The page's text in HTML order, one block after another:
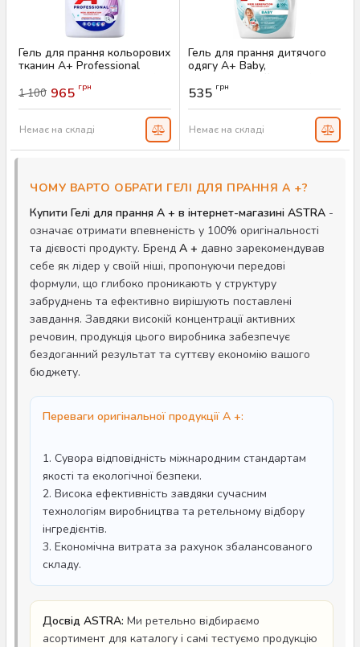
Гель для прання кольорових
тканин A+ Professional
Артикул:AS-00444
1 100 965 грн
Немає на складі
Гель для прання дитячого
одягу A+ Baby,
прань)
Артикул:AS-00001
535 грн
Немає на складі
ЧОМУ ВАРТО ОБРАТИ ГЕЛІ ДЛЯ ПРАННЯ A +?
Купити Гелі для прання A + в інтернет-магазині ASTRA -
означає отримати впевненість у 100% оригінальності
та дієвості продукту. Бренд A + давно зарекомендував
себе як лідер у своїй ніші, пропонуючи передові
формули, що глибоко проникають у структуру
забруднень та ефективно вирішують поставлені
завдання. Завдяки високій концентрації активних
речовин, продукція цього виробника забезпечує
бездоганний результат та суттєву економію вашого
бюджету.
Переваги оригінальної продукції A +:
1. Сувора відповідність міжнародним стандартам
якості та екологічної безпеки.
2. Висока ефективність завдяки сучасним
технологіям виробництва та ретельному відбору
інгредієнтів.
3. Економічна витрата за рахунок збалансованого
складу.
Досвід ASTRA: Ми ретельно відбираємо
асортимент для каталогу і самі тестуємо продукцію